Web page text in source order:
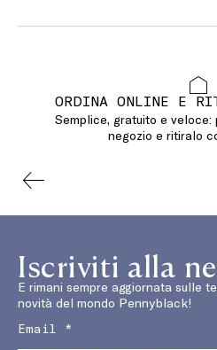
ORDINA ONLINE E
Semplice, gratuito e veloce:
negozio e ritiralo
Iscriviti alla
E rimani sempre aggiornata sulle
novità del mondo Pennyblack!